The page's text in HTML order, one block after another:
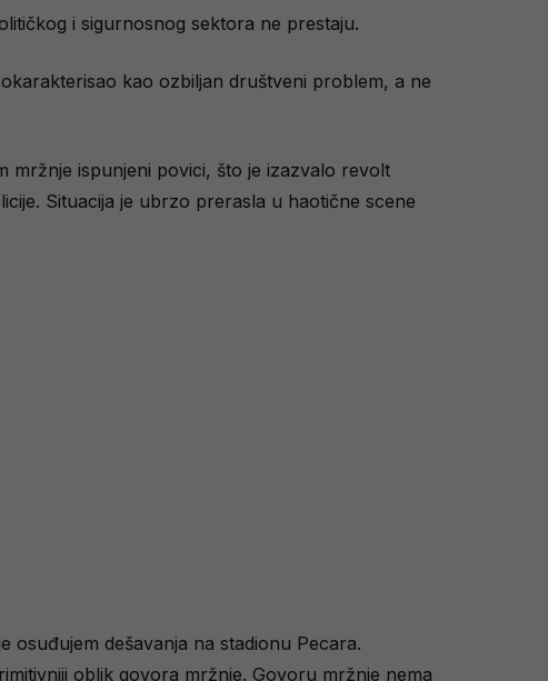
i sigurnosnog sektora ne prestaju.
kao ozbiljan društveni problem, a ne
mržnje ispunjeni povici, što je izazvalo revolt
Situacija je ubrzo prerasla u haotične scene
osuđujem dešavanja na stadionu Pecara.
oblik govora mržnje. Govoru mržnje nema